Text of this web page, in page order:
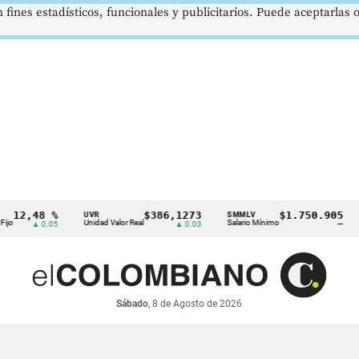
12,48 %
▲ 0.05
UVR
Unidad Valor Real
$386,1273
▲ 0.03
SMMLV
Salario Mínimo
$1.750.905
Sábado, 8 de Agosto de 2026
estadísticos, funcionales y publicitarios. Puede aceptarlas